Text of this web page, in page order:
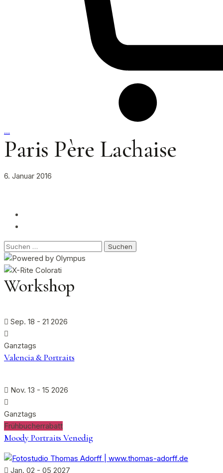
…
Paris Père Lachaise
6. Januar 2016
Suchen
nach:
Workshop
Sep. 18 - 21 2026
Ganztags
Valencia & Portraits
Nov. 13 - 15 2026
Ganztags
Frühbucherrabatt
Moody Portraits Venedig
Jan. 02 - 05 2027